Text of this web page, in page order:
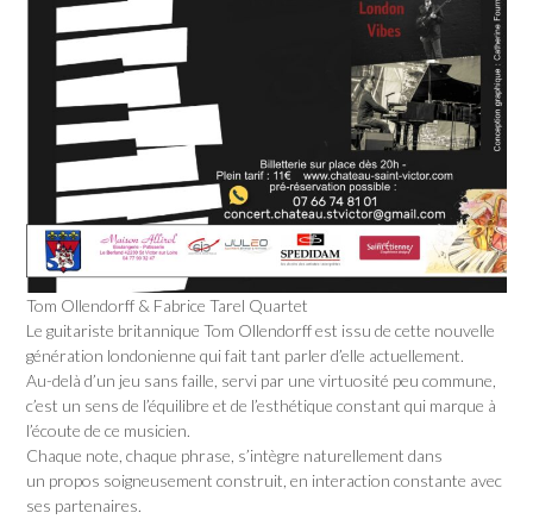
Tom Ollendorff & Fabrice Tarel Quartet
Le guitariste britannique Tom Ollendorff est issu de cette nouvelle
génération londonienne qui fait tant parler d’elle actuellement.
Au-delà d’un jeu sans faille, servi par une virtuosité peu commune,
c’est un sens de l’équilibre et de l’esthétique constant qui marque à
l’écoute de ce musicien.
Chaque note, chaque phrase, s’intègre naturellement dans
un propos soigneusement construit, en interaction constante avec
ses partenaires.